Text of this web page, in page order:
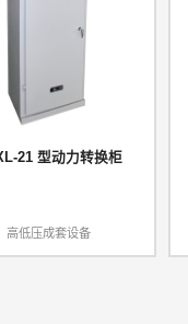
21 型动力转换柜
高低压成套设备